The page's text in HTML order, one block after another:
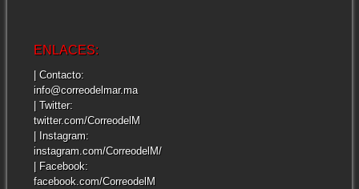
ENLACES:
| Contacto:
info@correodelmar.ma
| Twitter:
twitter.com/CorreodelM
| Instagram:
instagram.com/CorreodelM/
| Facebook:
facebook.com/CorreodelM